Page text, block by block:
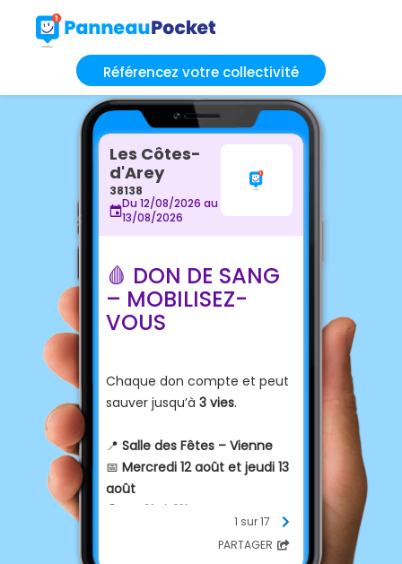
Référencez votre collectivité
Les Côtes-
d'Arey
38138
Du 12/08/2026 au
13/08/2026
🩸 DON DE SANG
– MOBILISEZ-
VOUS
Chaque don compte et peut
sauver jusqu’à 3 vies.
📍 Salle des Fêtes – Vienne
📅 Mercredi 12 août et jeudi 13
août
🕘
De 9h à 13h
Place de Miremont
1 sur 17
PARTAGER